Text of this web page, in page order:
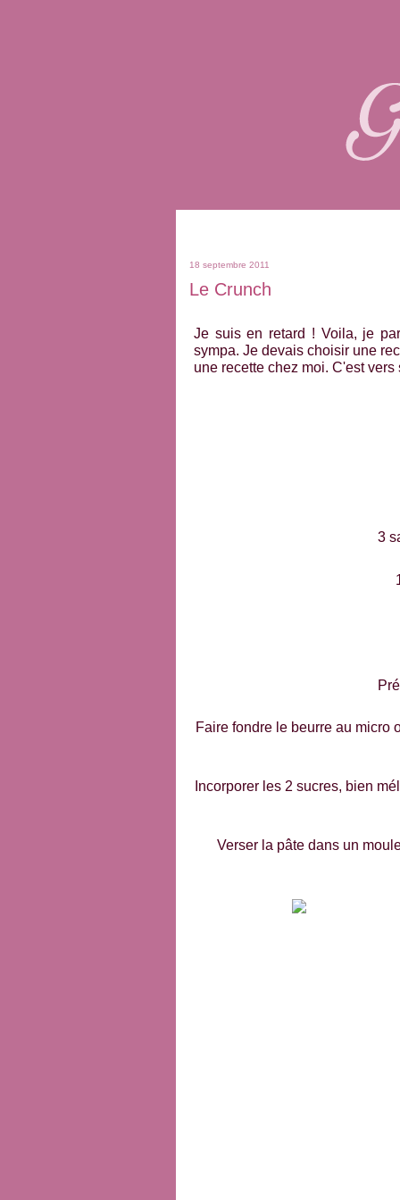
18 septembre 2011
Le Crunch
Je suis en retard ! Voila, je
sympa. Je devais choisir une
une recette chez moi. C'est
3
Faire fondre le beurre au micro
Incorporer les 2 sucres, bien
Verser la pâte dans un